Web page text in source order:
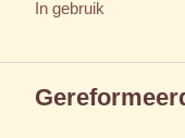
In gebruik